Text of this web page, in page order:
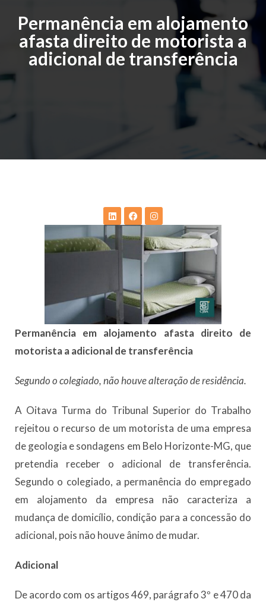
Permanência em alojamento
afasta direito de motorista a
adicional de transferência
Permanência em alojamento afasta direito de
motorista a adicional de transferência
Segundo o colegiado, não houve alteração de residência.
A Oitava Turma do Tribunal Superior do Trabalho
rejeitou o recurso de um motorista de uma empresa
de geologia e sondagens em Belo Horizonte-MG, que
pretendia receber o adicional de transferência.
Segundo o colegiado, a permanência do empregado
em alojamento da empresa não caracteriza a
mudança de domicílio, condição para a concessão do
adicional, pois não houve ânimo de mudar.
Adicional
De acordo com os artigos 469, parágrafo 3º e 470 da